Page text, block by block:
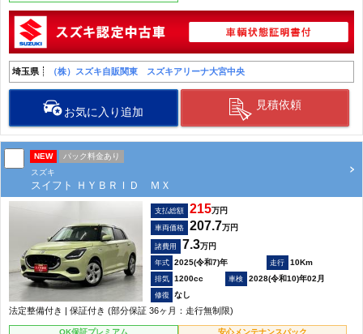
埼玉県 （株）スズキ自販関東 スズキアリーナ大宮中央
お気に入り追加
見積依頼
NEW
パック料金あり
スズキ
スイフト ＨＹＢＲＩＤ ＭＸ
支払総額 215万円
車両価格 207.7万円
諸費用 7.3万円
2025(令和7)年
10Km
1200cc
2028(令和10)年02月
なし
法定整備付き | 保証付き (部分保証 36ヶ月：走行無制限)
OK保証プレミアム 安心メンテナンスパック